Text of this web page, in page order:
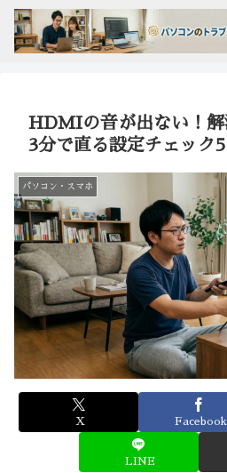
HDMIの音が出ない！解
3分で直る設定チェック
パソコン・スマホ
X Facebook
LINE